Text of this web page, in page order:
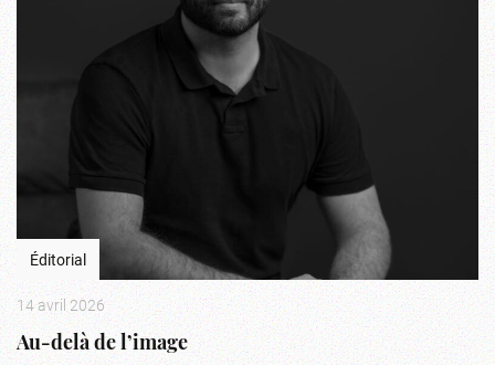
Éditorial
14 avril 2026
Au-delà de l’image